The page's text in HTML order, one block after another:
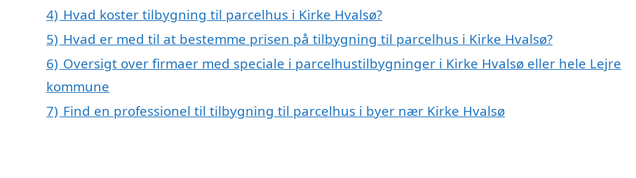
4) Hvad koster tilbygning til parcelhus i Kirke Hvalsø?
5) Hvad er med til at bestemme prisen på tilbygning til parcelhus i Kirke Hvalsø?
6) Oversigt over firmaer med speciale i parcelhustilbygninger i Kirke Hvalsø eller hele Lejre
kommune
7) Find en professionel til tilbygning til parcelhus i byer nær Kirke Hvalsø